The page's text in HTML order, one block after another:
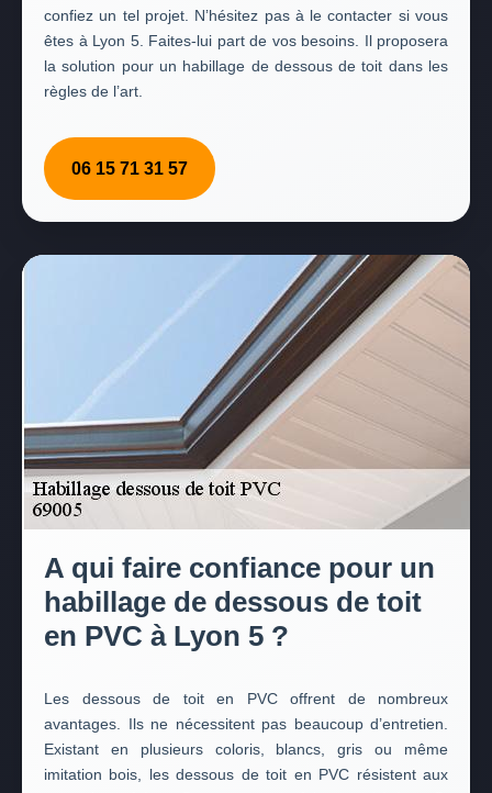
confiez un tel projet. N’hésitez pas à le contacter si vous
êtes à Lyon 5. Faites-lui part de vos besoins. Il proposera
la solution pour un habillage de dessous de toit dans les
règles de l’art.
06 15 71 31 57
A qui faire confiance pour un
habillage de dessous de toit
en PVC à Lyon 5 ?
Les dessous de toit en PVC offrent de nombreux
avantages. Ils ne nécessitent pas beaucoup d’entretien.
Existant en plusieurs coloris, blancs, gris ou même
imitation bois, les dessous de toit en PVC résistent aux